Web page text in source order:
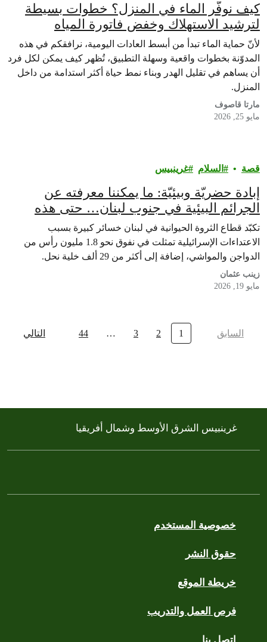
كيف نوفّر الماء في المنزل؟ خطوات بسيطة
لترشيد الاستهلاك وخفض فاتورة المياه
لأنّ حماية الماء تبدأ من أبسط العادات اليومية، نرافقكم في هذه
المدوّنة بخطوات واقعية وسهلة التطبيق، تُظهر كيف يمكن لكل فرد
أن يساهم في تقليل الهدر وبناء نمط حياة أكثر استدامة من داخل
المنزل.
مارتا قاصوف
مايو 25, 2026
قصة السلام غرينبيس‎
إبادة حضريّة وبيئيّة: ما يمكننا معرفته عن
الجرائم البيئية في جنوب لبنان… حتى هذه
الساعة
تكبّد قطاع الثروة الحيوانية في لبنان خسائر كبيرة بسبب
الاعتداءات الإسرائيلية تمثلت في نفوق نحو 1.8 مليون رأس من
الدواجن والمواشي، إضافة إلى أكثر من 29 ألف خلية نحل.
زينب عثمان
مايو 19, 2026
السابق 1
2
3
…
44 التالي
خصوصية المستخدم
حقوق النشر
خريطة الموقع
فرص العمل والتدريب